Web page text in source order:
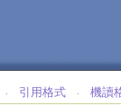
‧ 引用格式 ‧
機讀